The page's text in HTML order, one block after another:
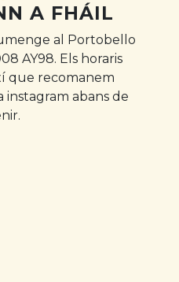
A FHÁIL
al Portobello
AY98. Els horaris
que recomanem
instagram abans de